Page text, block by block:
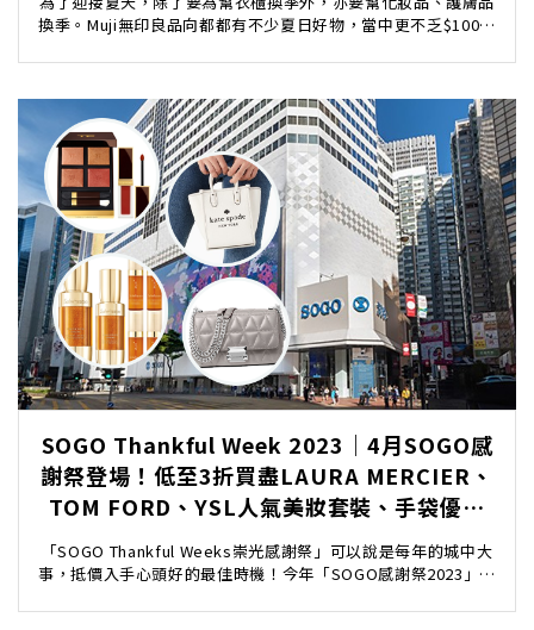
換季。Muji無印良品向都都有不少夏日好物，當中更不乏$100以
SOGO Thankful Week 2023｜4月SOGO感
謝祭登場！低至3折買盡LAURA MERCIER、
TOM FORD、YSL人氣美妝套裝、手袋優惠
（持續更新）
「SOGO Thankful Weeks崇光感謝祭」可以說是每年的城中大
事，抵價入手心頭好的最佳時機！今年「SOGO感謝祭2023」將